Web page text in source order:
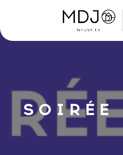
SOIRÉE